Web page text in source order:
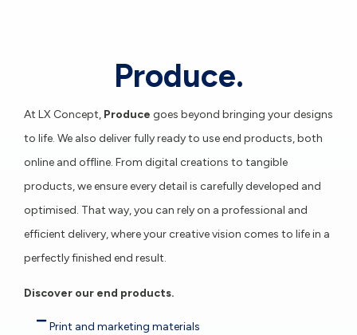
Produce.
At LX Concept, Produce goes beyond bringing your designs
to life. We also deliver fully ready to use end products, both
online and offline. From digital creations to tangible
products, we ensure every detail is carefully developed and
optimised. That way, you can rely on a professional and
efficient delivery, where your creative vision comes to life in a
perfectly finished end result.
Discover our end products.
Print and marketing materials